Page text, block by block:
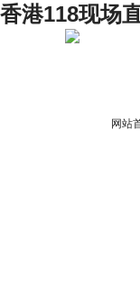
香港118现场
网站